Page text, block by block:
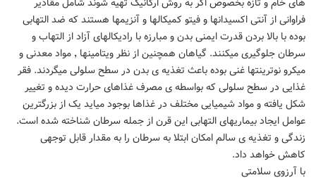
فراوانی از آنتی اکسیدانها و فیتو کمیکالها و آنزیمها هستند که ضد التهابی
بوده با بالا بردن قدرت ایمنی بدن و مبارزه با رادیکالهای آزاد از التهاب و
سرطان جلوگیری میکنند. گیاهان همچنین از نظر ویتامینها ٬ مواد معدنی و
میکرو نوترینتها غنی بوده باعث تغذیه ی بدن در سطح سلولی میگردند. فقر
غذایی در سطح سلولی که بواسطه ی مصرف غذاهای حرارت دیده و تغییر
شکل یافته و مواد شیمیایی مختلف در غذاها بوجود میاید یک از بزرگترین
عوامل ایجاد بیماریهای التهابی این قرن از جمله سرطان شناخته شده است.
زندگی و تغذیه ی سالم امکان ابتلا به سرطان را به مقدار قابل توجهی
کاهش خواهد داد.
با آرزوی سلامتی